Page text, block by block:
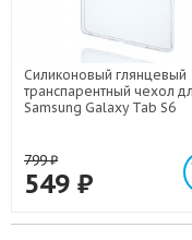
Силиконовый глянцевый
транспарентный чехол
Samsung Galaxy Tab S6
799₽
549 ₽